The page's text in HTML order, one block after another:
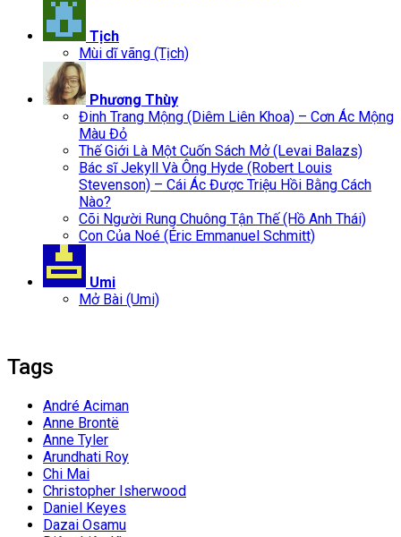
Tịch
Mùi dĩ vãng (Tịch)
Phương Thùy
Đinh Trang Mộng (Diêm Liên Khoa) – Cơn Ác Mộng
Màu Đỏ
Thế Giới Là Một Cuốn Sách Mở (Levai Balazs)
Bác sĩ Jekyll Và Ông Hyde (Robert Louis
Stevenson) – Cái Ác Được Triệu Hồi Bằng Cách
Nào?
Cõi Người Rung Chuông Tận Thế (Hồ Anh Thái)
Con Của Noé (Éric Emmanuel Schmitt)
Umi
Mở Bài (Umi)
Tags
André Aciman
Anne Brontë
Anne Tyler
Arundhati Roy
Chi Mai
Christopher Isherwood
Daniel Keyes
Dazai Osamu